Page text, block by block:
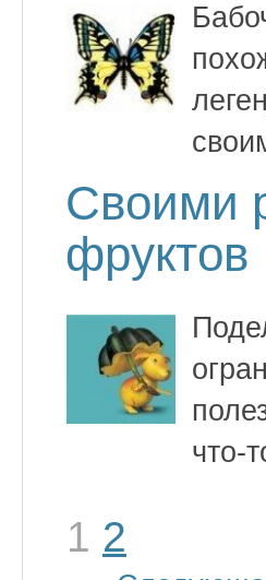
Своими
фруктов
что-
1 2